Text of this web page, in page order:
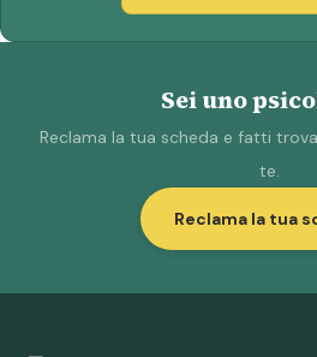
Sei uno
Reclama la tua scheda e fatti
te.
Reclama la tua